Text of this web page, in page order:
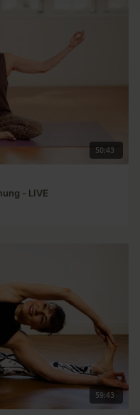
50:43
- LIVE
59:43